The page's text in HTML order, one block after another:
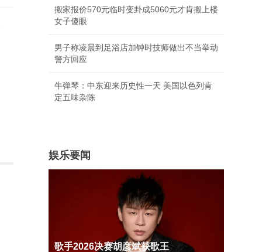
搬家报价570元临时变卦成5060元才肯搬上楼
女子傻眼
男子称凌晨到足浴店加钟时技师做出不当举动
警方回应
牛弹琴：中东迎来历史性一天 美国以色列肯
定五味杂陈
娱乐要闻
歌手2026决赛胡彦斌获歌王